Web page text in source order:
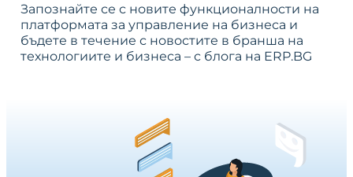
Запознайте се с новите функционалности на
платформата за управление на бизнеса и
бъдете в течение с новостите в бранша на
технологиите и бизнеса – с блога на ERP.BG